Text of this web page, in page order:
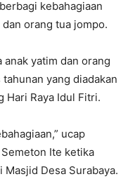
kebahagiaan
orang tua jompo.
anak yatim dan orang
yang diadakan
Hari Raya Idul Fitri.
ucap
Ite ketika
Desa Surabaya.